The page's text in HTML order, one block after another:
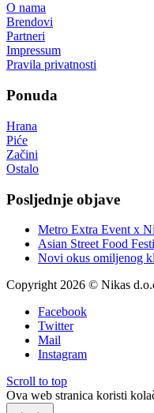
O nama
Brendovi
Partneri
Impressum
Pravila privatnosti
Ponuda
Hrana
Piće
Začini
Ostalo
Posljednje objave
Metro Extra Event x
Asian Street Food
Novi okus omiljenog
Copyright 2026 © Nikas
Facebook
Twitter
Mail
Instagram
Scroll to top
Ova web stranica koristi